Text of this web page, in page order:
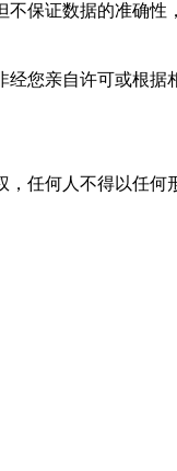
保证数据的准确
您亲自许可或根
任何人不得以任何